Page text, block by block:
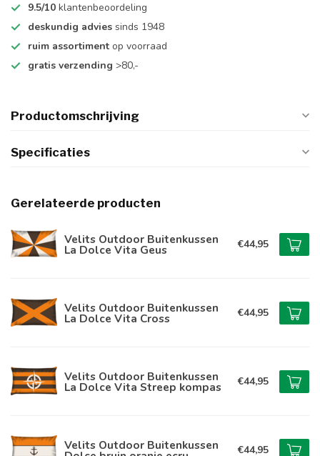
9.5/10 klantenbeoordeling
deskundig advies sinds 1948
ruim assortiment op voorraad
gratis verzending >80,-
Productomschrijving
Specificaties
Gerelateerde producten
Velits Outdoor Buitenkussen
La Dolce Vita Geus €44,95
Velits Outdoor Buitenkussen
La Dolce Vita Cross €44,95
Velits Outdoor Buitenkussen
La Dolce Vita Streep kompas €44,95
Velits Outdoor Buitenkussen €44,95